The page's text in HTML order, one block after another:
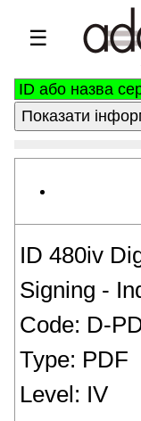
☰
ID 480iv
Signing -
Code: D-
Type: PDF
Level: IV